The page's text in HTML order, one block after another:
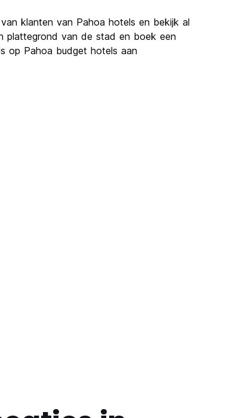
klanten van Pahoa hotels en bekijk al
plattegrond van de stad en boek een
op Pahoa budget hotels aan